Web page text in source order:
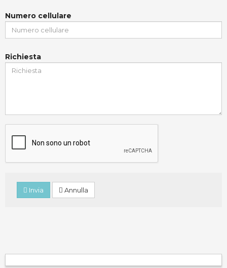
Numero cellulare
Richiesta
Invia Annulla